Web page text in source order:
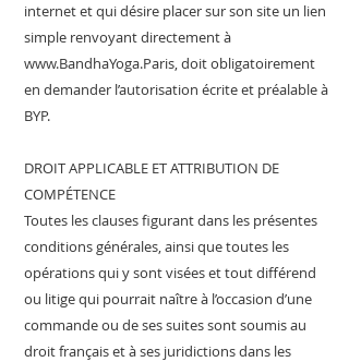
internet et qui désire placer sur son site un lien
simple renvoyant directement à
www.BandhaYoga.Paris, doit obligatoirement
en demander l’autorisation écrite et préalable à
BYP.
DROIT APPLICABLE ET ATTRIBUTION DE
COMPÉTENCE
Toutes les clauses figurant dans les présentes
conditions générales, ainsi que toutes les
opérations qui y sont visées et tout différend
ou litige qui pourrait naître à l’occasion d’une
commande ou de ses suites sont soumis au
droit français et à ses juridictions dans les